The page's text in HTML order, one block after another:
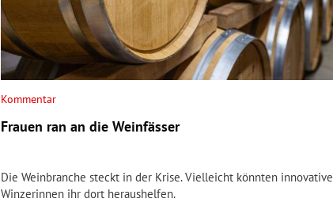
Kommentar
Frauen ran an die Weinfässer
Die Weinbranche steckt in der Krise. Vielleicht könnten innovative
Winzerinnen ihr dort heraushelfen.